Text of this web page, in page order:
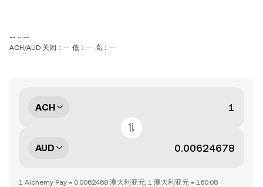
-- ~ --
ACH/AUD 关闭：-- 低：-- 高：--
ACH
AUD
1 Alchemy Pay = 0.0062468 澳大利亚元, 1 澳大利亚元 = 160.08